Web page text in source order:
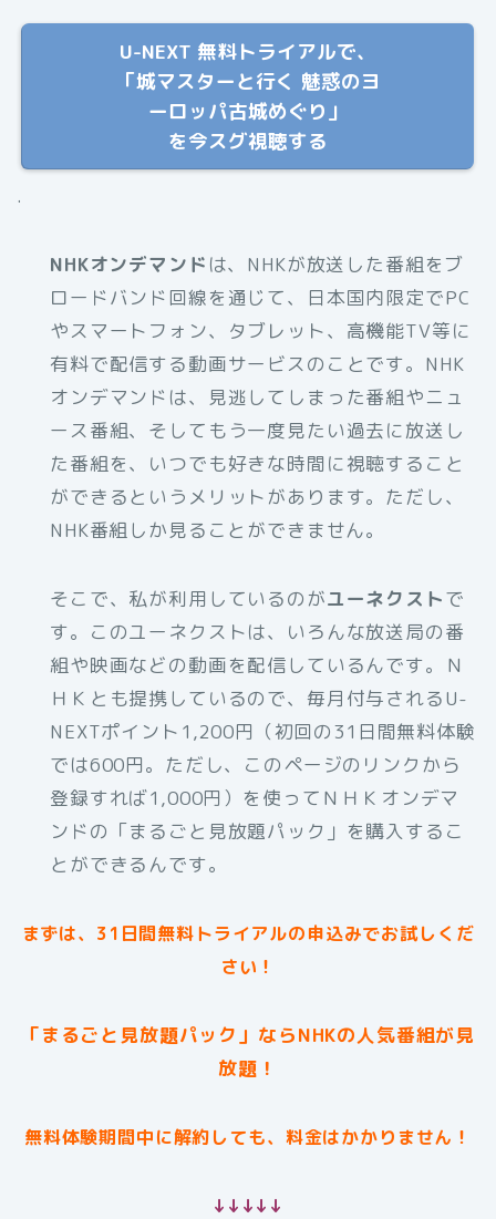
U-NEXT 無料トライアルで、
「城マスターと行く 魅惑のヨ
ーロッパ古城めぐり」
を今スグ視聴する
.
NHKオンデマンド は、NHKが放送した番組をブ
ロードバンド回線を通じて、日本国内限定でPC
やスマートフォン、タブレット、高機能TV等に
有料で配信する動画サービスのことです。NHK
オンデマンドは、見逃してしまった番組やニュ
ース番組、そしてもう一度見たい過去に放送し
た番組を、いつでも好きな時間に視聴すること
ができるというメリットがあります。ただし、
NHK番組しか見ることができません。
そこで、私が利用しているのがユーネクストで
す。このユーネクストは、いろんな放送局の番
組や映画などの動画を配信しているんです。Ｎ
ＨＫとも提携しているので、毎月付与されるU-
NEXTポイント1,200円（初回の31日間無料体験
では600円。ただし、このページのリンクから
登録すれば1,000円）を使ってＮＨＫオンデマ
ンドの「まるごと見放題パック」を購入するこ
とができるんです。
まずは、31日間無料トライアルの申込みでお試しくだ
さい！
「まるごと見放題パック」ならNHKの人気番組が見
放題！
無料体験期間中に解約しても、料金はかかりません！
↓↓↓↓↓